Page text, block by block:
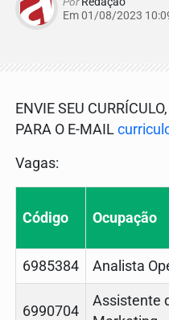
Em 01/08/2023
ENVIE SEU
PARA O E-MAIL
Vagas:
Código Ocupação
6985384 Analista
6990704
Assistente